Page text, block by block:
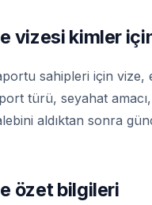
vizesi kimler
sahipleri için vize,
türü, seyahat
aldıktan sonra
özet bilgileri